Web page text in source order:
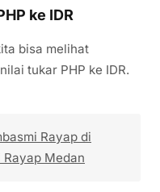
ke IDR
bisa melihat
tukar PHP ke IDR.
Rayap di
Rayap Medan